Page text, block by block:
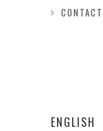
ENGLISH